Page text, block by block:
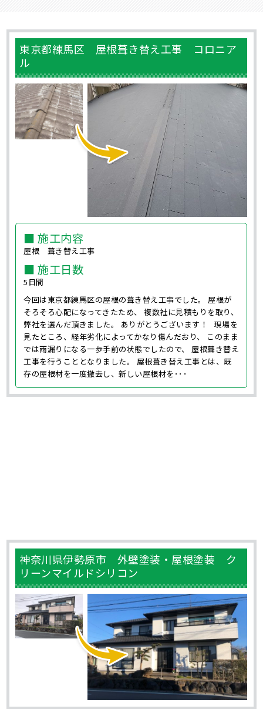
東京都練馬区 屋根葺き替え工事 コロニア
ル
■ 施工内容
屋根 葺き替え工事
■ 施工日数
5日間
今回は東京都練馬区の屋根の葺き替え工事でした。 屋根が
そろそろ心配になってきたため、 複数社に見積もりを取り、
弊社を選んだ頂きました。 ありがとうございます！ 現場を
見たところ、経年劣化によってかなり傷んだおり、 このまま
では雨漏りになる一歩手前の状態でしたので、 屋根葺き替え
工事を行うこととなりました。 屋根葺き替え工事とは、既
存の屋根材を一度撤去し、新しい屋根材を･･･
神奈川県伊勢原市 外壁塗装・屋根塗装 ク
リーンマイルドシリコン